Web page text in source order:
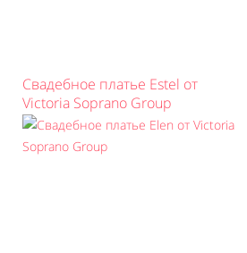
Свадебное платье Estel от
Victoria Soprano Group